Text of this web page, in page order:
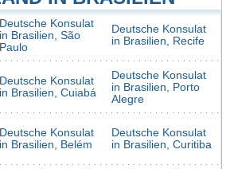
Deutsche Konsulat
in Brasilien, São
Paulo
Deutsche Konsulat
in Brasilien, Recife
Deutsche Konsulat
in Brasilien, Cuiabá
Deutsche Konsulat
in Brasilien, Porto
Alegre
Deutsche Konsulat
in Brasilien, Belém
Deutsche Konsulat
in Brasilien, Curitiba